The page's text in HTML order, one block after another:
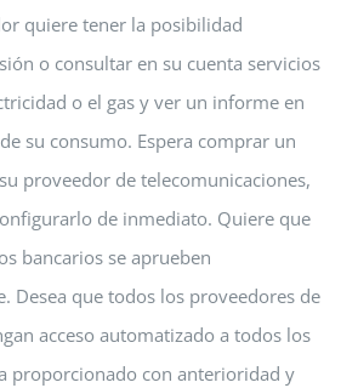
quiere tener la posibilidad
o consultar en su cuenta servicios
o el gas y ver un informe en
su consumo. Espera comprar un
proveedor de telecomunicaciones,
de inmediato. Quiere que
bancarios se aprueben
Desea que todos los proveedores de
acceso automatizado a todos los
proporcionado con anterioridad y